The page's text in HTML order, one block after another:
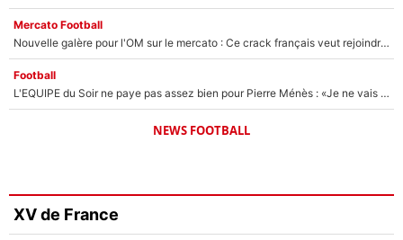
Mercato Football
Nouvelle galère pour l'OM sur le mercato : Ce crack français veut rejoindre le PSG, il a déjà donné son accord pour signer à Paris !
Football
L'EQUIPE du Soir ne paye pas assez bien pour Pierre Ménès : «Je ne vais pas m’user la santé pour gagner 200 ou 300€»
NEWS FOOTBALL
XV de France